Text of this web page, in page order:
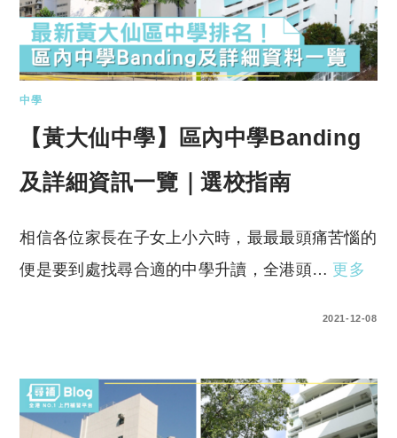
中學
【黃大仙中學】區內中學Banding
及詳細資訊一覽｜選校指南
相信各位家長在子女上小六時，最最最頭痛苦惱的
便是要到處找尋合適的中學升讀，全港頭… 更多
2021-12-08